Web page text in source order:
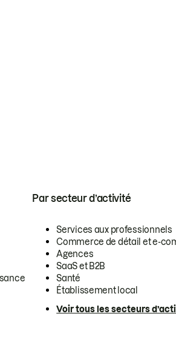
Par secteur d’activité
Services aux professionnels
Commerce de détail et e-
Agences
SaaS et B2B
Santé
Établissement local
Voir tous les secteurs